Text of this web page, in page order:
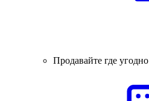
Продавайте где угодно